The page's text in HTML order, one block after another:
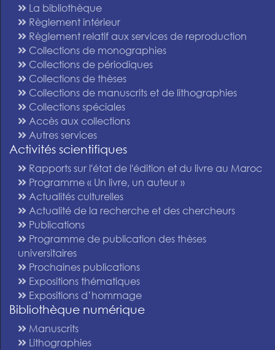
La bibliothèque
Règlement intérieur
Règlement relatif aux services de reproduction
Collections de monographies
Collections de périodiques
Collections de thèses
Collections de manuscrits et de lithographies
Collections spéciales
Accès aux collections
Autres services
Activités scientifiques
Rapports sur l'état de l'édition et du livre au Maroc
Programme « Un livre, un auteur »
Actualités culturelles
Actualité de la recherche et des chercheurs
Publications
Programme de publication des thèses
universitaires
Prochaines publications
Expositions thématiques
Expositions d’hommage
Bibliothèque numérique
Manuscrits
Lithographies